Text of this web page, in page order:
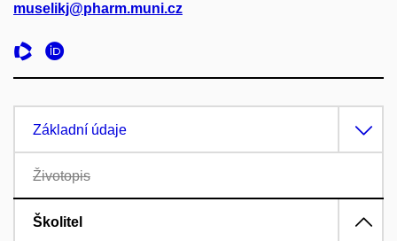
muselikj@pharm.muni.cz
Základní údaje
Životopis
Školitel